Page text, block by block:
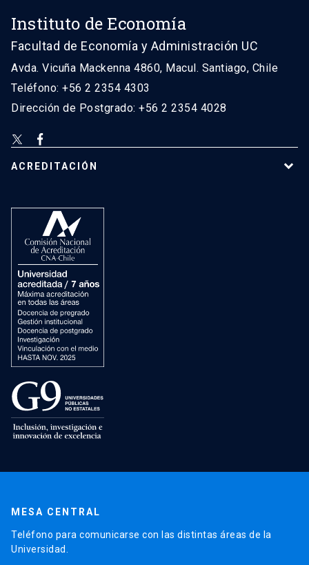
Instituto de Economía
Facultad de Economía y Administración UC
Avda. Vicuña Mackenna 4860, Macul. Santiago, Chile
Teléfono: +56 2 2354 4303
Dirección de Postgrado: +56 2 2354 4028
ACREDITACIÓN
MESA CENTRAL
Teléfono para comunicarse con las distintas áreas de la
Universidad.